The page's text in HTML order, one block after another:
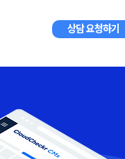
상담 요청하기